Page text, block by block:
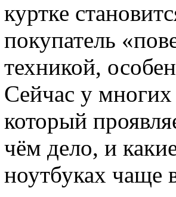
куртке
покупатель
техникой,
Сейчас у
который
чём дело, и
ноутбуках чаще